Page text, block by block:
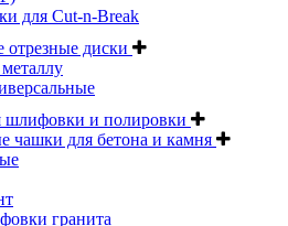
для Cut-n-Break
отрезные диски
шлифовки и полировки
чашки для бетона и камня
гранита